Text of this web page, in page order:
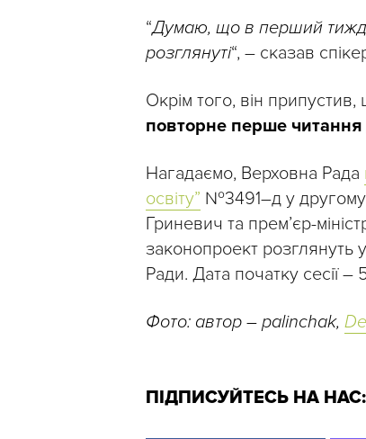
“Думаю, що в перший
розглянуті“, – сказав
Окрім того, він припустив,
повторне перше
Нагадаємо, Верховна Рада
освіту” №3491–д у другому
Гриневич та прем’єр-
законопроект розглянуть
Ради. Дата початку сесії –
Фото: автор – palinchak,
ПІДПИСУЙТЕСЬ НА НАС: